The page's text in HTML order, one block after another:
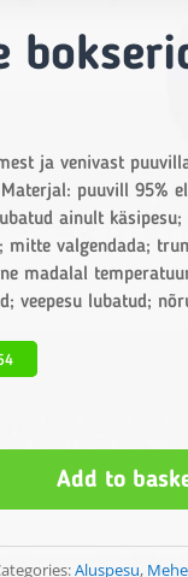
ja venivast
puuvill 95%
ainult käsipesu;
mitte valgendada;
madalal
veepesu lubatud;
Add to
Aluspesu,